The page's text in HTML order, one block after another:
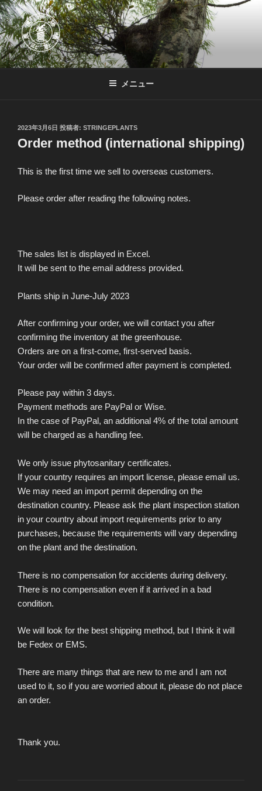
コ
ン
テ
ン
ツ
伊藤蟻植物農園
伊藤蟻植物農園はアリ植物専門農園です。他にも熱帯着生植物を中心に
メニュー
投
稿
日:
2023年3月6日 投稿者: STRINGEPLANTS
Order method (international shipping)
This is the first time we sell to overseas customers.
Please order after reading the following notes.
The sales list is displayed in Excel.
It will be sent to the email address provided.
Plants ship in June-July 2023
After confirming your order, we will contact you after
confirming the inventory at the greenhouse.
Orders are on a first-come, first-served basis.
Your order will be confirmed after payment is completed.
Please pay within 3 days.
Payment methods are PayPal or Wise.
In the case of PayPal, an additional 4% of the total amount
will be charged as a handling fee.
We only issue phytosanitary certificates.
If your country requires an import license, please email us.
We may need an import permit depending on the
destination country. Please ask the plant inspection station
in your country about import requirements prior to any
purchases, because the requirements will vary depending
on the plant and the destination.
There is no compensation for accidents during delivery.
There is no compensation even if it arrived in a bad
condition.
We will look for the best shipping method, but I think it will
be Fedex or EMS.
There are many things that are new to me and I am not
used to it, so if you are worried about it, please do not place
an order.
Thank you.